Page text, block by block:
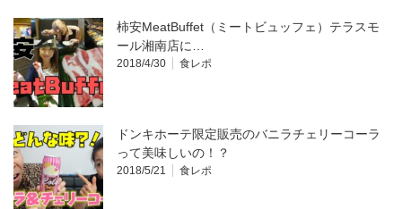
柿安MeatBuffet（ミートビュッフェ）テラスモ
ール湘南店に…
2018/4/30 食レポ
ドンキホーテ限定販売のバニラチェリーコーラ
って美味しいの！？
2018/5/21 食レポ